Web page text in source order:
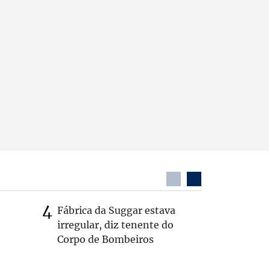
Fábrica da Suggar estava
irregular, diz tenente do
Corpo de Bombeiros